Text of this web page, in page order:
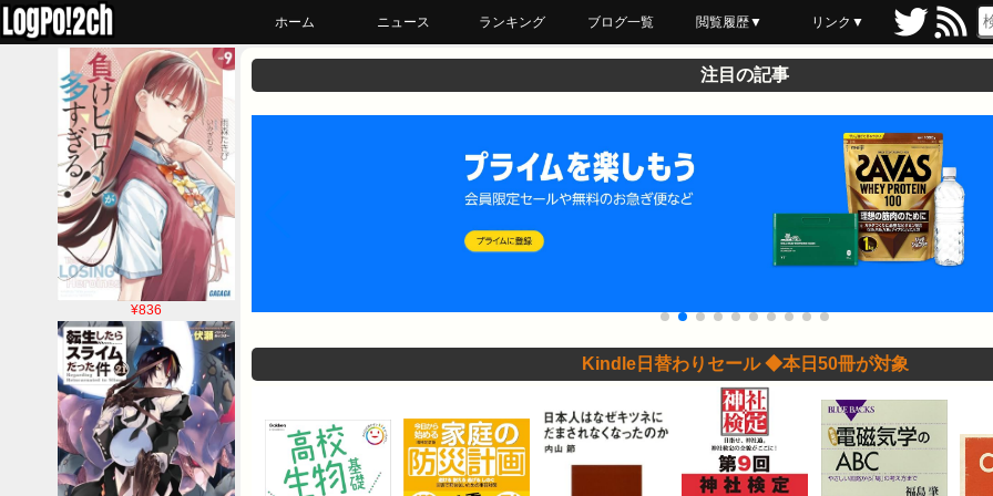
ホーム ニュース ランキング ブログ一覧 閲覧履歴▼
最近読んだ
あとで読む
ブックマーク
リンク▼
¥836
注目の記事
Kindle日替わりセール ◆本日50冊が対象